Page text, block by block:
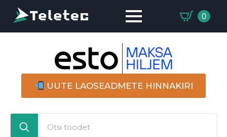
0
UUTE LAOSEADMETE HINNAKIRI
Search